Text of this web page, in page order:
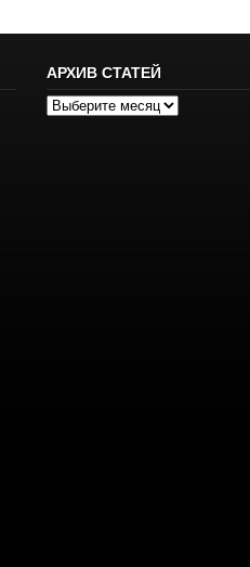
АРХИВ СТАТЕЙ
Архив